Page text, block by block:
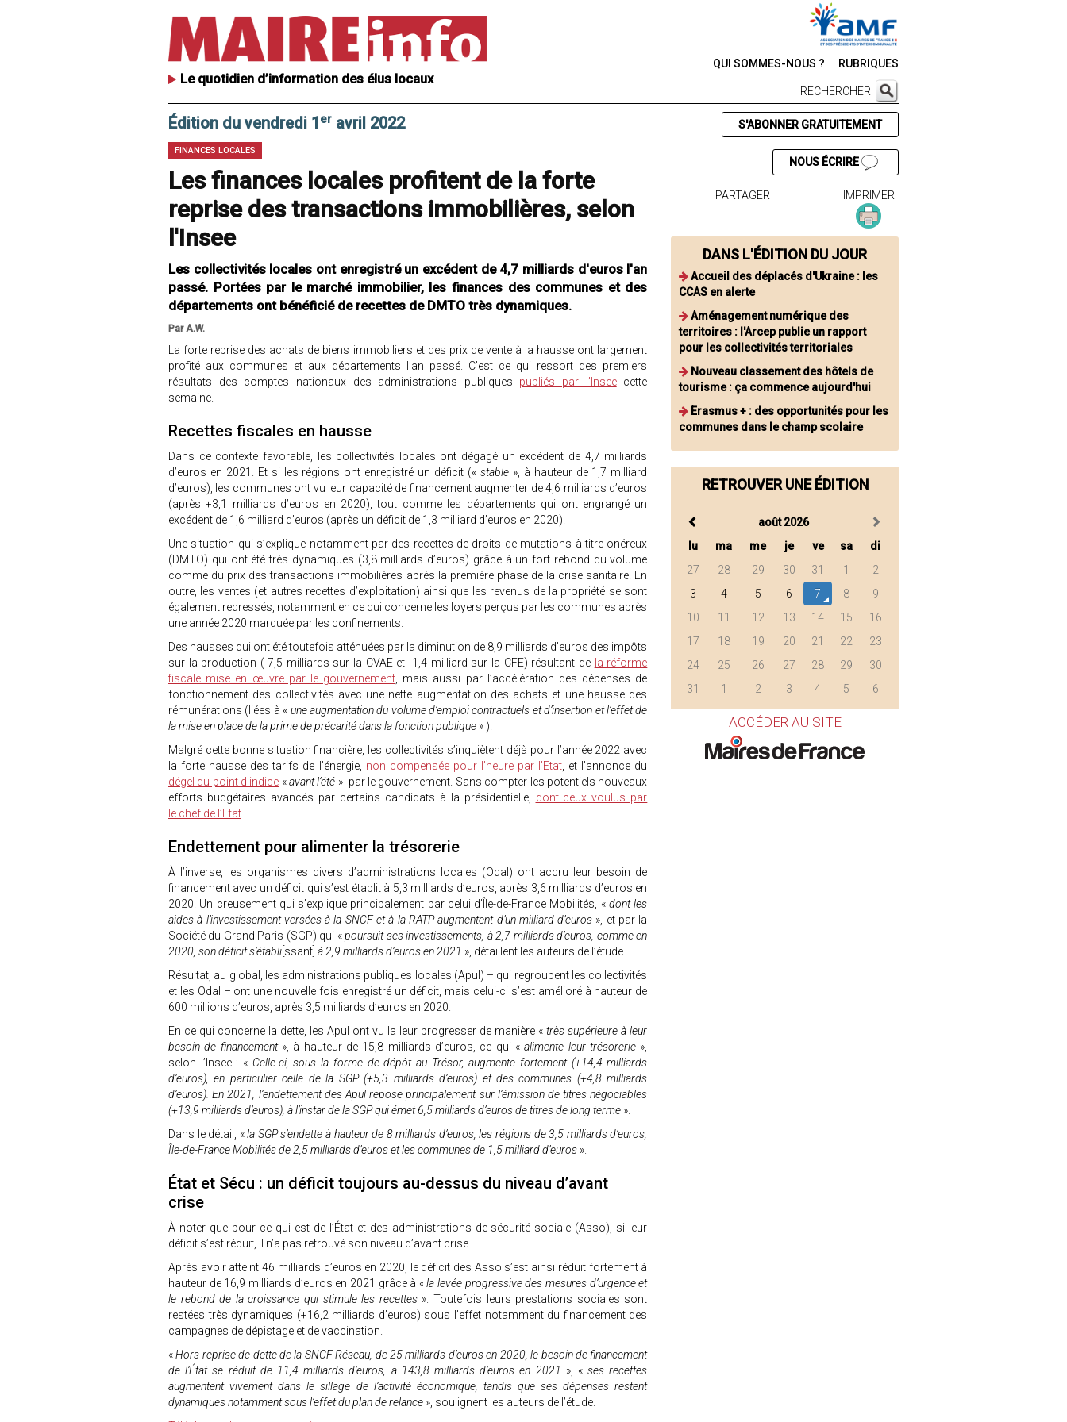
Le quotidien d’information des élus locaux
QUI SOMMES-NOUS ? RUBRIQUES
RECHERCHER
Édition du vendredi 1 er avril 2022
FINANCES LOCALES
Les finances locales profitent de la forte
reprise des transactions immobilières, selon
l'Insee
Les collectivités locales ont enregistré un excédent de 4,7 milliards d'euros l'an
passé. Portées par le marché immobilier, les finances des communes et des
départements ont bénéficié de recettes de DMTO très dynamiques.
Par A.W.
La forte reprise des achats de biens immobiliers et des prix de vente à la hausse ont largement
profité aux communes et aux départements l’an passé. C’est ce qui ressort des premiers
résultats des comptes nationaux des administrations publiques publiés par l’Inseecette
semaine.
Recettes fiscales en hausse
Dans ce contexte favorable, les collectivités locales ont dégagé un excédent de 4,7 milliards
d’euros en 2021. Et si les régions ont enregistré un déficit (« stable », à hauteur de 1,7 milliard
d’euros), les communes ont vu leur capacité de financement augmenter de 4,6 milliards d’euros
(après +3,1 milliards d’euros en 2020), tout comme les départements qui ont engrangé un
excédent de 1,6 milliard d’euros (après un déficit de 1,3 milliard d’euros en 2020).
Une situation qui s’explique notamment par des recettes de droits de mutations à titre onéreux
(DMTO) qui ont été très dynamiques (3,8 milliards d’euros) grâce à un fort rebond du volume
comme du prix des transactions immobilières après la première phase de la crise sanitaire. En
outre, les ventes (et autres recettes d’exploitation) ainsi que les revenus de la propriété se sont
également redressés, notamment en ce qui concerne les loyers perçus par les communes après
une année 2020 marquée par les confinements.
Des hausses qui ont été toutefois atténuées par la diminution de 8,9 milliards d’euros des impôts
sur la production (-7,5 milliards sur la CVAE et -1,4 milliard sur la CFE) résultant de la réforme
fiscale mise en œuvre par le gouvernement , mais aussi par l’accélération des dépenses de
fonctionnement des collectivités avec une nette augmentation des achats et une hausse des
rémunérations (liées à « une augmentation du volume d’emploi contractuels et d’insertion et l’effet de
la mise en place de la prime de précarité dans la fonction publique » ).
Malgré cette bonne situation financière, les collectivités s’inquiètent déjà pour l’année 2022 avec
la forte hausse des tarifs de l’énergie, non compensée pour l’heure par l’Etat , et l’annonce du
dégel du point d'indice «avant l’été » par le gouvernement. Sans compter les potentiels nouveaux
efforts budgétaires avancés par certains candidats à la présidentielle, dont ceux voulus par
le chef de l’Etat
Endettement pour alimenter la trésorerie
À l’inverse, les organismes divers d’administrations locales (Odal) ont accru leur besoin de
financement avec un déficit qui s’est établit à 5,3 milliards d’euros, après 3,6 milliards d’euros en
2020. Un creusement qui s’explique principalement par celui d’Île-de-France Mobilités, «dont les
aides à l’investissement versées à la SNCF et à la RATP augmentent d’un milliard d’euros », et par la
Société du Grand Paris (SGP) qui «poursuit ses investissements, à 2,7 milliards d’euros, comme en
2020, son déficit s’établi [ssant] à 2,9 milliards d’euros en 2021 », détaillent les auteurs de l’étude.
Résultat, au global, les administrations publiques locales (Apul) – qui regroupent les collectivités
et les Odal – ont une nouvelle fois enregistré un déficit, mais celui-ci s’est amélioré à hauteur de
600 millions d’euros, après 3,5 milliards d’euros en 2020.
En ce qui concerne la dette, les Apul ont vu la leur progresser de manière «très supérieure à leur
besoin de financement », à hauteur de 15,8 milliards d’euros, ce qui «alimente leur trésorerie »,
selon l’Insee : « Celle-ci, sous la forme de dépôt au Trésor, augmente fortement (+14,4 milliards
d’euros), en particulier celle de la SGP (+5,3 milliards d’euros) et des communes (+4,8 milliards
d’euros). En 2021, l’endettement des Apul repose principalement sur l’émission de titres négociables
(+13,9 milliards d’euros), à l’instar de la SGP qui émet 6,5 milliards d’euros de titres de long terme ».
Dans le détail, «la SGP s’endette à hauteur de 8 milliards d’euros, les régions de 3,5 milliards d’euros,
Île-de-France Mobilités de 2,5 milliards d’euros et les communes de 1,5 milliard d’euros ».
État et Sécu : un déficit toujours au-dessus du niveau d’avant
crise
À noter que pour ce qui est de l’État et des administrations de sécurité sociale (Asso), si leur
déficit s’est réduit, il n’a pas retrouvé son niveau d’avant crise.
Après avoir atteint 46 milliards d’euros en 2020, le déficit des Asso s’est ainsi réduit fortement à
hauteur de 16,9 milliards d’euros en 2021 grâce à «la levée progressive des mesures d’urgence et
le rebond de la croissance qui stimule les recettes». Toutefois leurs prestations sociales sont
restées très dynamiques (+16,2 milliards d’euros) sous l’effet notamment du financement des
campagnes de dépistage et de vaccination.
«Hors reprise de dette de la SNCF Réseau, de 25 milliards d’euros en 2020, le besoin de financement
de l’État se réduit de 11,4 milliards d’euros, à 143,8 milliards d’euros en 2021 », «ses recettes
augmentent vivement dans le sillage de l’activité économique, tandis que ses dépenses restent
dynamiques notamment sous l’effet du plan de relance », soulignent les auteurs de l’étude.
S'ABONNER GRATUITEMENT
NOUS ÉCRIRE
PARTAGER IMPRIMER
DANS L'ÉDITION DU JOUR
Accueil des déplacés d'Ukraine : les
CCAS en alerte
Aménagement numérique des
territoires : l'Arcep publie un rapport
pour les collectivités territoriales
Nouveau classement des hôtels de
tourisme : ça commence aujourd'hui
Erasmus + : des opportunités pour les
communes dans le champ scolaire
RETROUVER UNE ÉDITION
août 2026
lu
ma me je ve sa
di
27
28 29 30 31 1
2
3
4 5 6 7 8
9
10
11 12 13 14 15
16
17
18 19 20 21 22
23
24
25 26 27 28 29
30
31
1 2 3 4 5 6
ACCÉDER AU SITE